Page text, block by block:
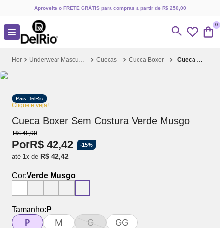
Aproveite o FRETE GRÁTIS para compras a partir de R$ 250,00
0
Underwear Masculino Cuecas Cueca Boxer Cueca Boxer Sem Costura Verde Musgo
Pais DelRio
Clique e veja!
Cueca Boxer Sem Costura Verde Musgo
R$ 49,90
PorR$ 42,42 -15%
até 1x de R$ 42,42
Cor:Verde Musgo
Tamanho: P
P M G GG